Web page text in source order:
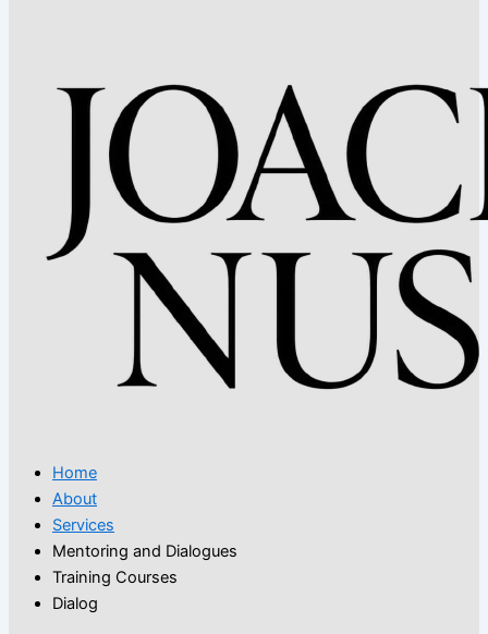
Home
About
Services
Mentoring and Dialogues
Training Courses
Dialog